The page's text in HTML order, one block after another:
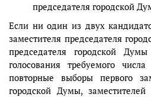
председателя городской
Если ни один из двух
заместителя председателя
председателя городской
голосования требуемого
повторные выборы первого
городской Думы, заместителей